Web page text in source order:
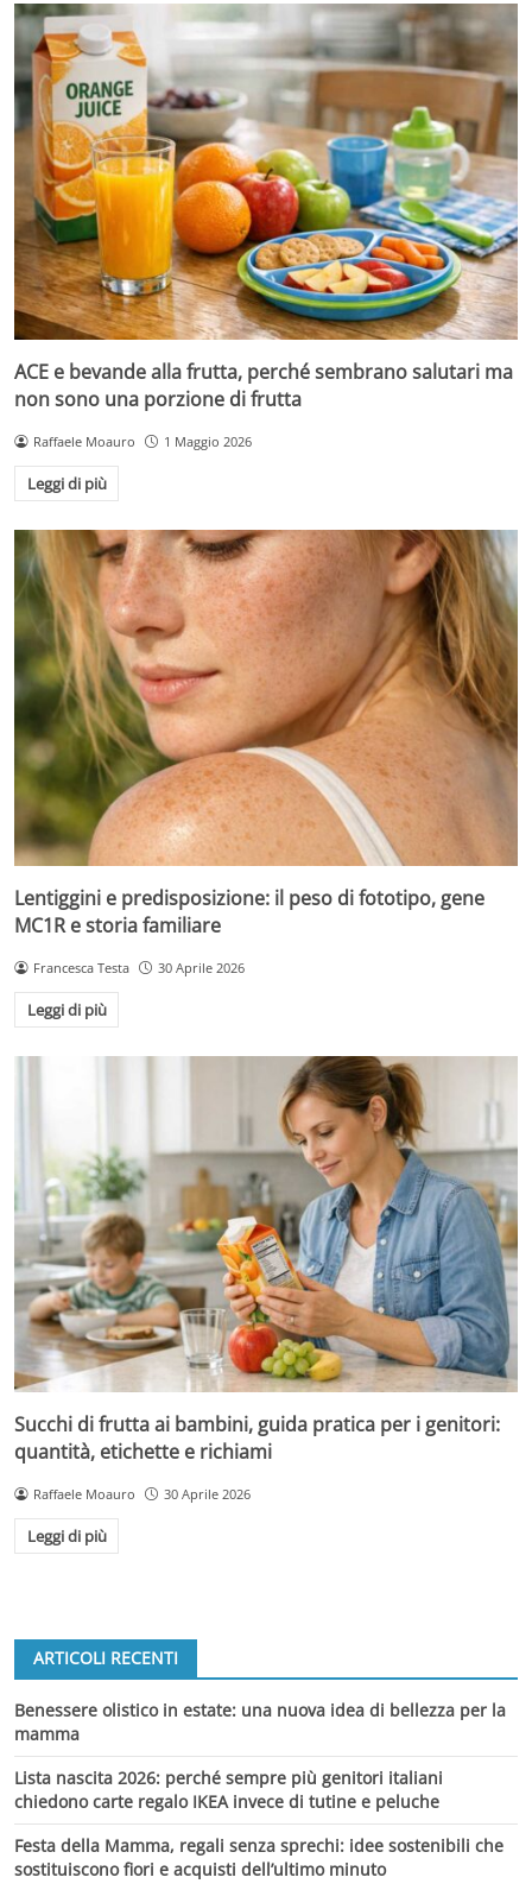
ACE e bevande alla frutta, perché sembrano salutari ma
non sono una porzione di frutta
Raffaele Moauro 1 Maggio 2026
Leggi di più
Lentiggini e predisposizione: il peso di fototipo, gene
MC1R e storia familiare
Francesca Testa 30 Aprile 2026
Leggi di più
Succhi di frutta ai bambini, guida pratica per i genitori:
quantità, etichette e richiami
Raffaele Moauro 30 Aprile 2026
Leggi di più
ARTICOLI RECENTI
Benessere olistico in estate: una nuova idea di bellezza per la
mamma
Lista nascita 2026: perché sempre più genitori italiani
chiedono carte regalo IKEA invece di tutine e peluche
Festa della Mamma, regali senza sprechi: idee sostenibili che
sostituiscono fiori e acquisti dell’ultimo minuto